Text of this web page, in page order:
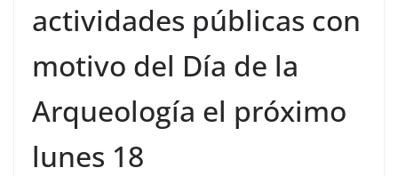
actividades públicas con
motivo del Día de la
Arqueología el próximo
lunes 18